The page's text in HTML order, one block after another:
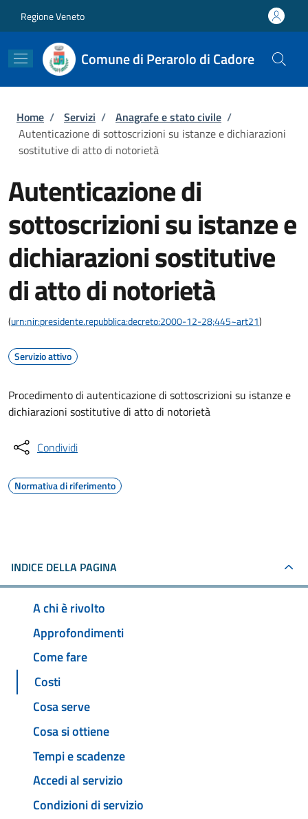
Regione Veneto
Comune di Perarolo di Cadore
Briciole di pane
Home / Servizi / Anagrafe e stato civile /
Autenticazione di sottoscrizioni su istanze e dichiarazioni
sostitutive di atto di notorietà
Autenticazione di
sottoscrizioni su istanze e
dichiarazioni sostitutive
di atto di notorietà
(urn:nir:presidente.repubblica:decreto:2000-12-28;445~art21)
Servizio attivo
Procedimento di autenticazione di sottoscrizioni su istanze e
dichiarazioni sostitutive di atto di notorietà
Condividi
Normativa di riferimento
INDICE DELLA PAGINA
A chi è rivolto
Approfondimenti
Come fare
Costi
Cosa serve
Cosa si ottiene
Tempi e scadenze
Accedi al servizio
Condizioni di servizio